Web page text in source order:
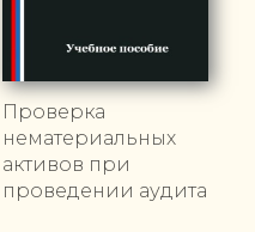
Проверка
нематериальных
активов при
проведении аудита